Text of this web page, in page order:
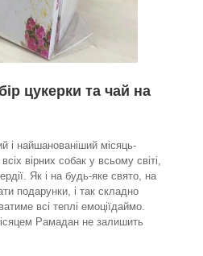
цукерки та чай на
і найшанованіший місяць-
вірних собак у всьому світі,
Як і на будь-яке свято, на
подарунки, і так складно
всі теплі емоціїдаймо.
Рамадан не залишить